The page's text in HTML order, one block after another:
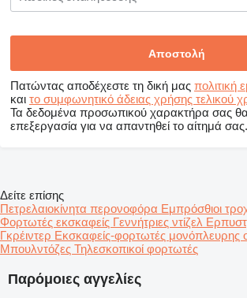
Πατώντας αποδέχεστε τη δική μας πολιτική
και το συμφωνητικό άδειας χρήσης τελικού
Τα δεδομένα προσωπικού χαρακτήρα σας
επεξεργασία για να απαντηθεί το αίτημά σας.
Παρόμοιες αγγελίες
Δείτε επίσης
Πετρελαιοκίνητα περονοφόρα Εμπρόσθιοι
Φορτωτές εκσκαφείς Γεννήτριες ντίζελ
Γκρέιντερ Εκσκαφείς-φορτωτές μονόπλευρης
Μπουλντόζες Τηλεσκοπικοί φορτωτές